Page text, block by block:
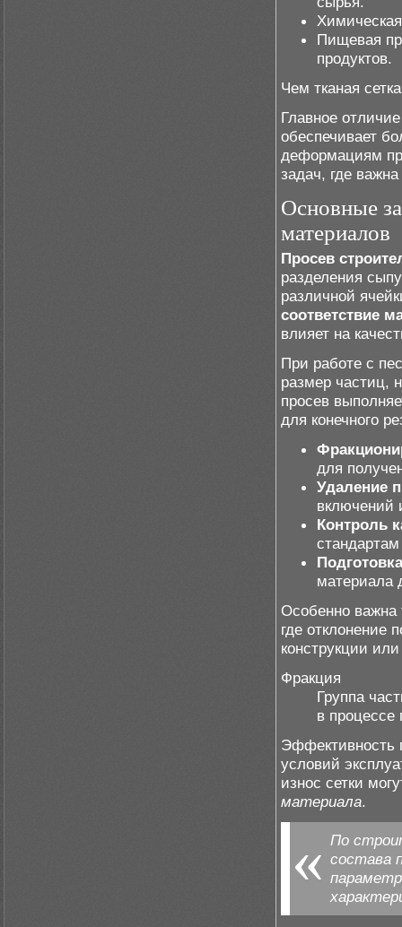
Пищевая
продуктов.
Чем тканая
Главное
обеспечивает
деформациям
задач, где
Основные
материалов
Просев
разделения
различной
соответствие
влияет на
При работе с
размер частиц,
просев
для конечного
для
Удаление
включений
Контроль
материала
Особенно важна
где отклонение
конструкции
Фракция
Группа
в процессе
Эффективность
условий
износ сетки
материала.
По
состава